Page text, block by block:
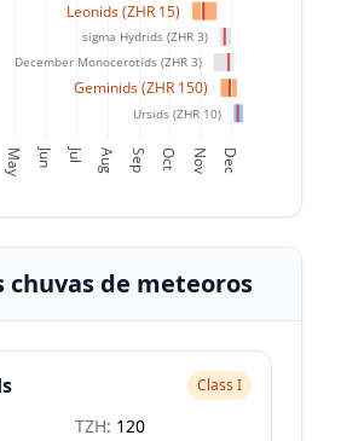
May Jun Jul Aug Sep Oct Nov Dec
Leonids (ZHR 15)
sigma Hydrids (ZHR 3)
December Monocerotids (ZHR 3)
Geminids (ZHR 150)
Ursids (ZHR 10)
chuvas de meteoros
Class I
TZH: 120